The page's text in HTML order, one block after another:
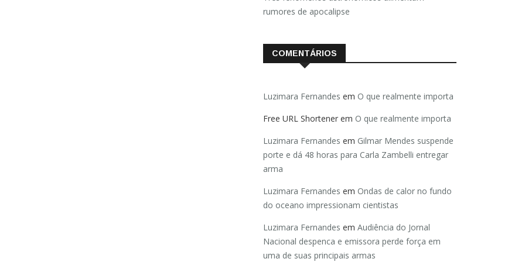
rumores de apocalipse
COMENTÁRIOS
Luzimara Fernandes em O que realmente importa
Free URL Shortener em O que realmente importa
Luzimara Fernandes em Gilmar Mendes suspende
porte e dá 48 horas para Carla Zambelli entregar
arma
Luzimara Fernandes em Ondas de calor no fundo
do oceano impressionam cientistas
Luzimara Fernandes em Audiência do Jornal
Nacional despenca e emissora perde força em
uma de suas principais armas